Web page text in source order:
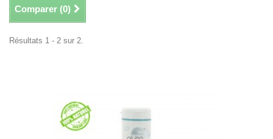
Comparer (0)
Résultats 1 - 2 sur 2.